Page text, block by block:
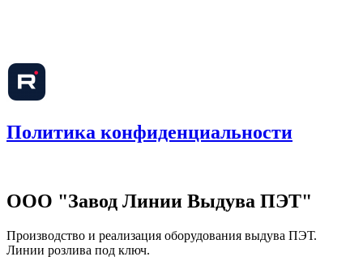
Политика конфиденциальности
ООО "Завод Линии Выдува ПЭТ"
Производство и реализация оборудования выдува ПЭТ.
Линии розлива под ключ.